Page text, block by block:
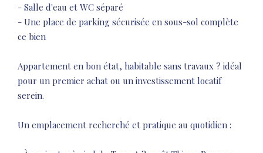
- Salle d'eau et WC séparé
- Une place de parking sécurisée en sous-sol complète
ce bien
Appartement en bon état, habitable sans travaux ? idéal
pour un premier achat ou un investissement locatif
serein.
Un emplacement recherché et pratique au quotidien :